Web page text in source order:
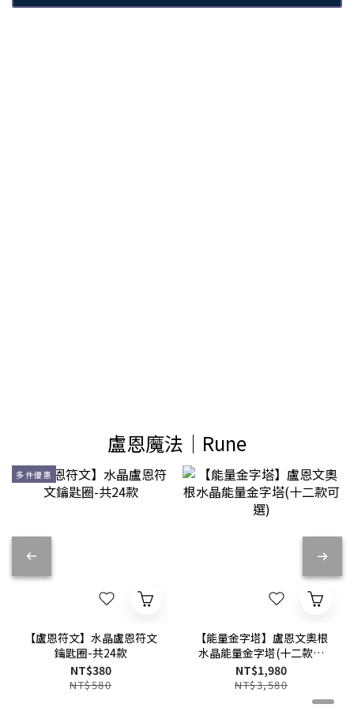
盧恩魔法│Rune
多件優惠
【盧恩符文】水晶盧恩符文
鑰匙圈-共24款
NT$380
NT$580
【能量金字塔】盧恩文奧根
水晶能量金字塔(十二款可
選)
NT$1,980
NT$3,580